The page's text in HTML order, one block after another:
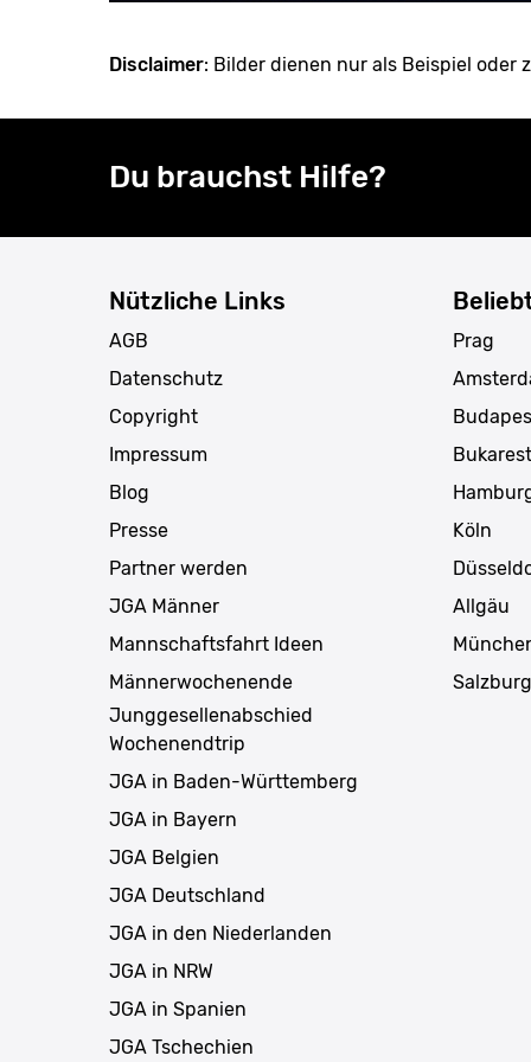
Disclaimer: Bilder dienen nur als Beispiel oder
Du brauchst Hilfe?
Nützliche Links
AGB
Datenschutz
Copyright
Impressum
Blog
Presse
Partner werden
JGA Männer
Mannschaftsfahrt Ideen
Männerwochenende
Junggesellenabschied
Wochenendtrip
JGA in Baden-Württemberg
JGA in Bayern
JGA Belgien
JGA Deutschland
JGA in den Niederlanden
JGA in NRW
JGA in Spanien
JGA Tschechien
Prag
Bukarest
Köln
Allgäu
Salzburg